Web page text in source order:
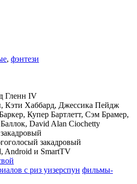
, фэнтези
Гленн IV
Кэти Хаббард, Джессика Пейдж
Купер Бартлетт, Сэм Брамер,
David Alan Ciochetty
закадровый
Android и SmartTV
с риз уизерспун фильмы-